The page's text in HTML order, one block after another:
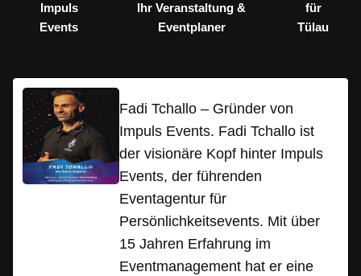
Impuls
Events
Ihr Veranstaltung &
Eventplaner
für
Tülau
Fadi Tchallo – Gründer von
Impuls Events. Fadi Tchallo ist
der visionäre Kopf hinter Impuls
Events, der führenden
Eventagentur für
Persönlichkeitsevents. Mit über
15 Jahren Erfahrung im
Eventmanagement hat er eine